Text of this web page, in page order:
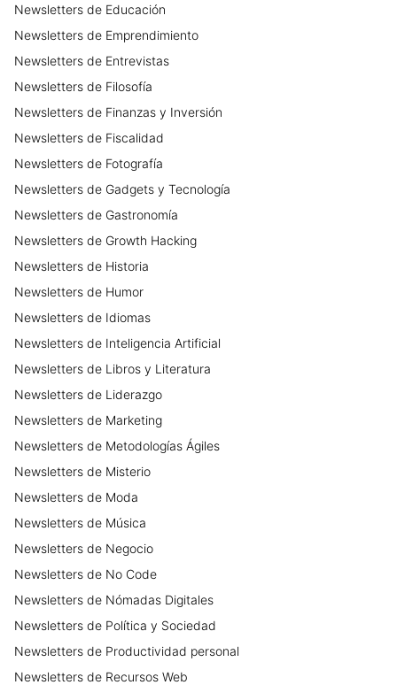
Newsletters de Educación
Newsletters de Emprendimiento
Newsletters de Entrevistas
Newsletters de Filosofía
Newsletters de Finanzas y Inversión
Newsletters de Fiscalidad
Newsletters de Fotografía
Newsletters de Gadgets y Tecnología
Newsletters de Gastronomía
Newsletters de Growth Hacking
Newsletters de Historia
Newsletters de Humor
Newsletters de Idiomas
Newsletters de Inteligencia Artificial
Newsletters de Libros y Literatura
Newsletters de Liderazgo
Newsletters de Marketing
Newsletters de Metodologías Ágiles
Newsletters de Misterio
Newsletters de Moda
Newsletters de Música
Newsletters de Negocio
Newsletters de No Code
Newsletters de Nómadas Digitales
Newsletters de Política y Sociedad
Newsletters de Productividad personal
Newsletters de Recursos Web